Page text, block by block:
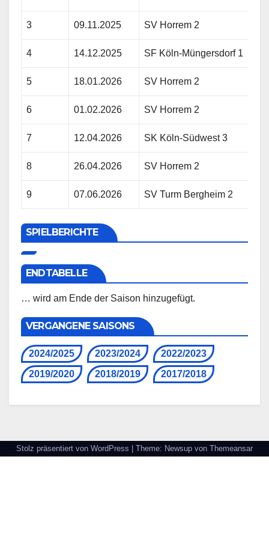
3 09.11.2025 SV Horrem 2
4 14.12.2025 SF Köln-Müngersdorf 1
5 18.01.2026 SV Horrem 2
6 01.02.2026 SV Horrem 2
7 12.04.2026 SK Köln-Südwest 3
8 26.04.2026 SV Horrem 2
9 07.06.2026 SV Turm Bergheim 2
SPIELBERICHTE
ENDTABELLE
… wird am Ende der Saison hinzugefügt.
VERGANGENE SAISONS
2024/2025 2023/2024
2022/2023
2019/2020
2018/2019 2017/2018
Stolz präsentiert von WordPress Theme: Newsup von Themeansar